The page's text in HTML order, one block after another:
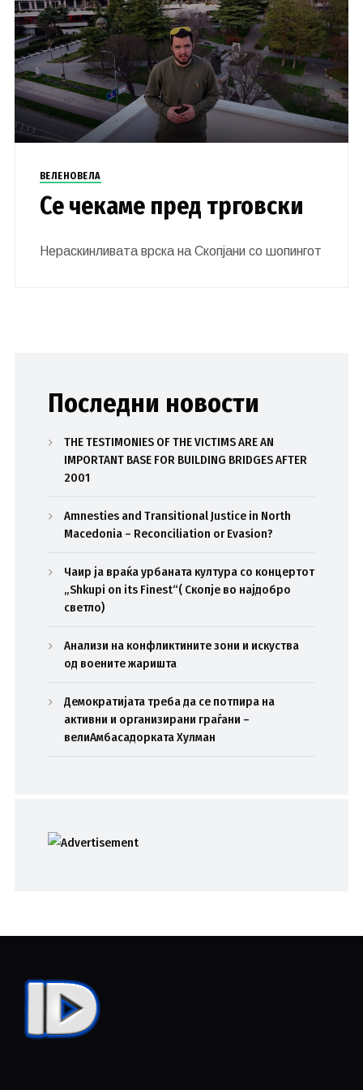
ВЕЛЕНОВЕЛА
Се чекаме пред трговски
Нераскинливата врска на Скопјани со шопингот
Последни новости
THE TESTIMONIES OF THE VICTIMS ARE AN
IMPORTANT BASE FOR BUILDING BRIDGES AFTER
2001
Amnesties and Transitional Justice in North
Macedonia – Reconciliation or Evasion?
Чаир ја враќа урбаната култура со концертот
„Shkupi on its Finest“( Скопје во најдобро
светло)
Анализи на конфликтините зони и искуства
од воените жаришта
Демократијата треба да се потпира на
активни и организирани граѓани –
велиАмбасадорката Хулман